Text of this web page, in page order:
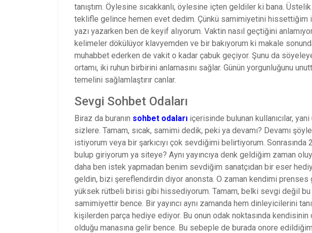
tanıştım. Öylesine sıcakkanlı, öylesine içten geldiler ki bana.
teklifle gelince hemen evet dedim. Çünkü samimiyetini hissettiğim
yazı yazarken ben de keyif alıyorum. Vaktin nasıl geçtiğini
kelimeler dökülüyor klavyemden ve bir bakıyorum ki makale
muhabbet ederken de vakit o kadar çabuk geçiyor. Şunu da
ortamı, iki ruhun birbirini anlamasını sağlar. Günün yorgunluğunu
temelini sağlamlaştırır canlar.
Sevgi Sohbet Odaları
Biraz da buranın sohbet odaları içerisinde bulunan kullanıcılar,
sizlere. Tamam, sıcak, samimi dedik, peki ya devamı? Devamı
istiyorum veya bir şarkıcıyı çok sevdiğimi belirtiyorum. Sonrasında
bulup giriyorum ya siteye? Aynı yayıncıya denk geldiğim zaman
daha ben istek yapmadan benim sevdiğim sanatçıdan bir eser
geldin, bizi şereflendirdin diyor anonsta. O zaman kendimi prenses
yüksek rütbeli birisi gibi hissediyorum. Tamam, belki sevgi değil bu
samimiyettir bence. Bir yayıncı aynı zamanda hem dinleyicilerini
kişilerden parça hediye ediyor. Bu onun odak noktasında
olduğu manasına gelir bence. Bu sebeple de burada onore